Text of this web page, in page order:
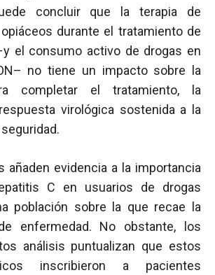
concluir que la terapia de
durante el tratamiento de
el consumo activo de drogas en
no tiene un impacto sobre la
completar el tratamiento, la
virológica sostenida a la
añaden evidencia a la importancia
C en usuarios de drogas
población sobre la que recae la
enfermedad. No obstante, los
análisis puntualizan que estos
inscribieron a pacientes